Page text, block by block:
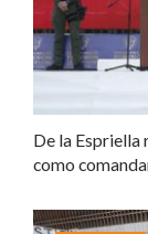
De la
como